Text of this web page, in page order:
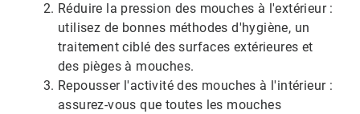
Réduire la pression des mouches à l'extérieur :
utilisez de bonnes méthodes d'hygiène, un
traitement ciblé des surfaces extérieures et
des pièges à mouches.
Repousser l'activité des mouches à l'intérieur :
assurez-vous que toutes les mouches